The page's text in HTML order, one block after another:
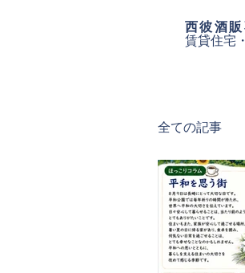
西彼酒販
賃貸住宅
全ての記事